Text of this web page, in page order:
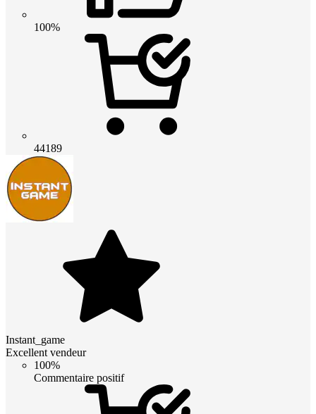
100%
44189
Instant_game
Excellent vendeur
100%
Commentaire positif